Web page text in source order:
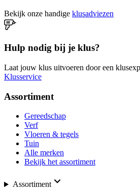
Bekijk onze handige klusadviezen
Hulp nodig bij je klus?
Laat jouw klus uitvoeren door een
Klusservice
Assortiment
Gereedschap
Verf
Vloeren & tegels
Tuin
Alle merken
Bekijk het assortiment
Assortiment